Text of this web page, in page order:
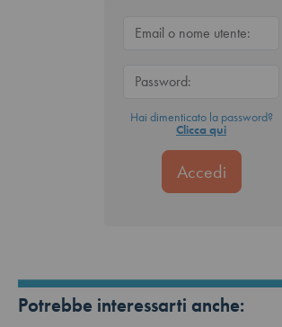
Hai dimenticato la password?
Clicca qui
Potrebbe interessarti anche: